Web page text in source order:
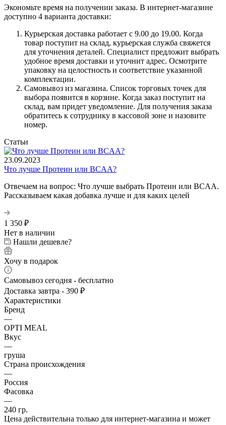
Экономьте время на получении заказа. В интернет-магазине
доступно 4 варианта доставки:
Курьерская доставка работает с 9.00 до 19.00. Когда
товар поступит на склад, курьерская служба свяжется
для уточнения деталей. Специалист предложит выбрать
удобное время доставки и уточнит адрес. Осмотрите
упаковку на целостность и соответствие указанной
комплектации.
Самовывоз из магазина. Список торговых точек для
выбора появится в корзине. Когда заказ поступит на
склад, вам придет уведомление. Для получения заказа
обратитесь к сотруднику в кассовой зоне и назовите
номер.
Статьи
23.09.2023
Что лучше Протеин или BCAA?
Отвечаем на вопрос: Что лучше выбрать Протеин или BCAA.
Рассказываем какая добавка лучше и для каких целей
1 350 ₽
Нет в наличии
Нашли дешевле?
Хочу в подарок
Самовывоз сегодня - бесплатно
Доставка завтра - 390 ₽
Характеристики
Бренд
—
OPTI MEAL
Вкус
—
груша
Страна происхождения
—
Россия
Фасовка
—
240 гр.
Цена действительна только для интернет-магазина и может